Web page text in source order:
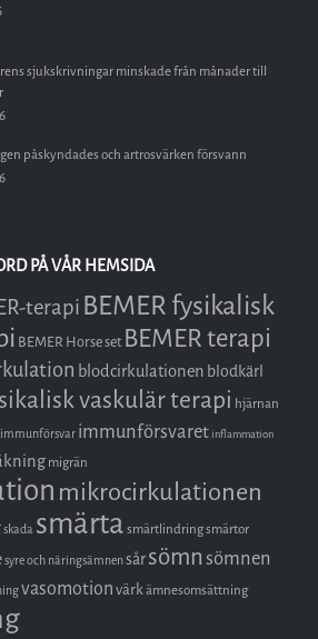
sjukskrivningar minskade från månader till
påskyndades och artrosvärken försvann
PÅ VÅR HEMSIDA
terapi BEMER fysikalisk
BEMER Horse set BEMER terapi
blodcirkulationen blodkärl
vaskulär terapi hjärnan
immunförsvar immunförsvaret inflammation
migrän
mikrocirkulationen
skada smärtasmärtlindringsmärtor
syre och näringsämnensårsömnsömnen
vasomotionvärkämnesomsättning